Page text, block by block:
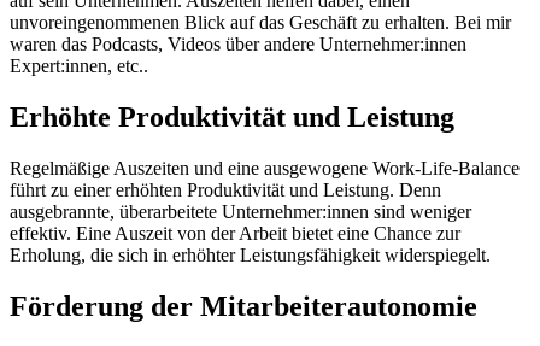
unvoreingenommenen Blick auf das Geschäft zu erhalten. Bei mir
waren das Podcasts, Videos über andere Unternehmer:innen
Expert:innen, etc..
Erhöhte Produktivität und Leistung
Regelmäßige Auszeiten und eine ausgewogene Work-Life-Balance
führt zu einer erhöhten Produktivität und Leistung. Denn
ausgebrannte, überarbeitete Unternehmer:innen sind weniger
effektiv. Eine Auszeit von der Arbeit bietet eine Chance zur
Erholung, die sich in erhöhter Leistungsfähigkeit widerspiegelt.
Förderung der Mitarbeiterautonomie